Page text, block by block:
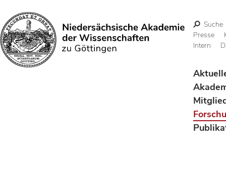
Suchen
Suche
Presse
Intern